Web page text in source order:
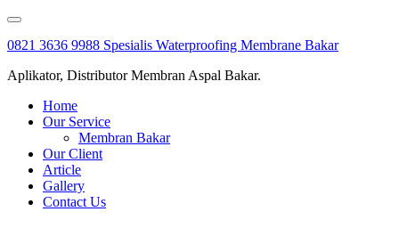
Skip
content
0821 3636 9988 Spesialis Waterproofing Membrane Bakar
Aplikator, Distributor Membran Aspal Bakar.
Home
Our Service
Membran Bakar
Our Client
Article
Gallery
Contact Us